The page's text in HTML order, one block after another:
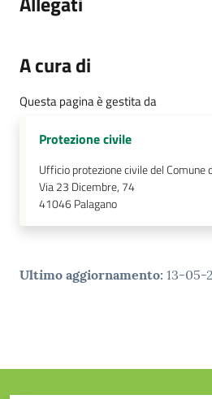
A cura di
Questa pagina è gestita da
Protezione civile
Ufficio protezione civile del Comune
Via 23 Dicembre, 74
41046Palagano
Ultimo aggiornamento: 13-05-